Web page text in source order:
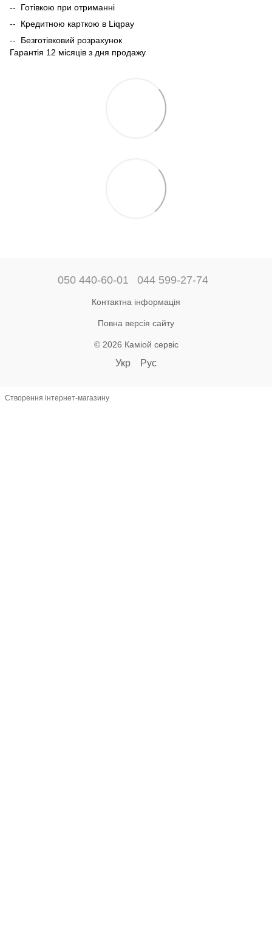
-- Готівкою при отриманні
-- Кредитною карткою в Liqpay
-- Безготівковий розрахунок
Гарантія 12 місяців з дня продажу
050 440-60-01 044 599-27-74
Контактна інформація
Повна версія сайту
© 2026 Каміой сервіс
Укр Рус
Створення інтернет-магазину